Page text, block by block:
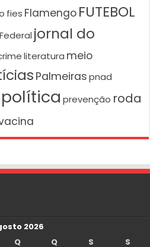
fies Flamengo FUTEBOL
jornal do
literatura meio
Palmeiras pnad
política prevenção roda
2026
Q Q S
S